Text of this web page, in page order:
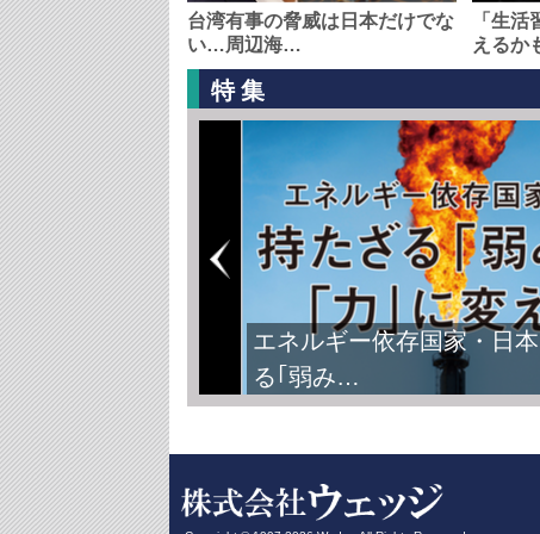
台湾有事の脅威は日本だけでな
い…周辺海…
「生
えるか
特集
エネルギー依存国家・日
る｢弱み…